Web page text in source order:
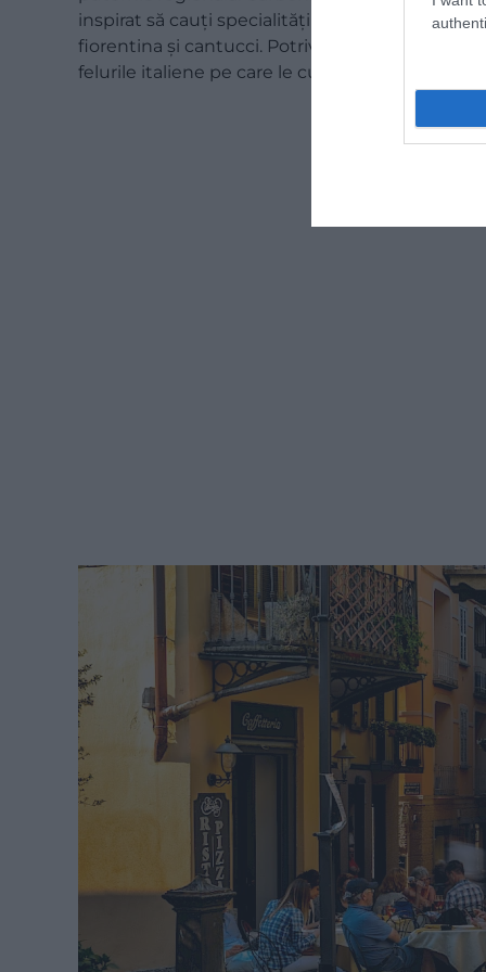
inspirat să cauți specialități locale. Napoli este
fiorentina și cantucci. Potrivit localnicilor,
felurile italiene pe care le cunosc deja de acasă.